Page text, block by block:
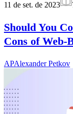
11 de set. de 2023
Should You
Cons of Web-
APAlexander Petkov